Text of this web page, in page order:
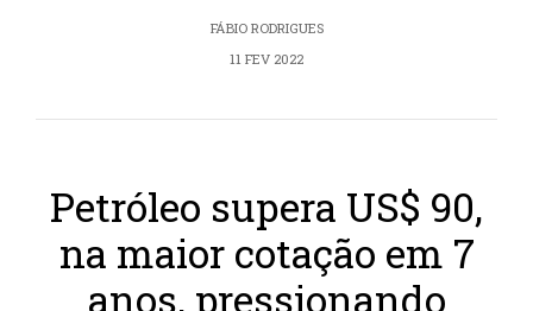
FÁBIO RODRIGUES
11 FEV 2022
Petróleo supera US$ 90,
na maior cotação em 7
anos, pressionando